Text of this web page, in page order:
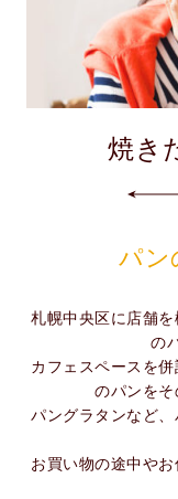
焼き
パン
札幌中央区に店舗
の
カフェスペースを
のパンをそ
パングラタンなど
お買い物の途中や